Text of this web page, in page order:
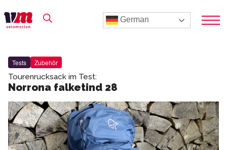
German
Tests Zubehör
Tourenrucksack im Test:
Norrona falketind 28